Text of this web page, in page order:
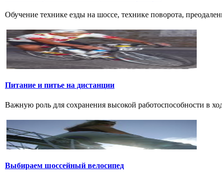
Обучение технике езды на шоссе, технике поворота,
Питание и питье на дистанции
Важную роль для сохранения высокой работоспособности в
Выбираем шосcейный велосипед